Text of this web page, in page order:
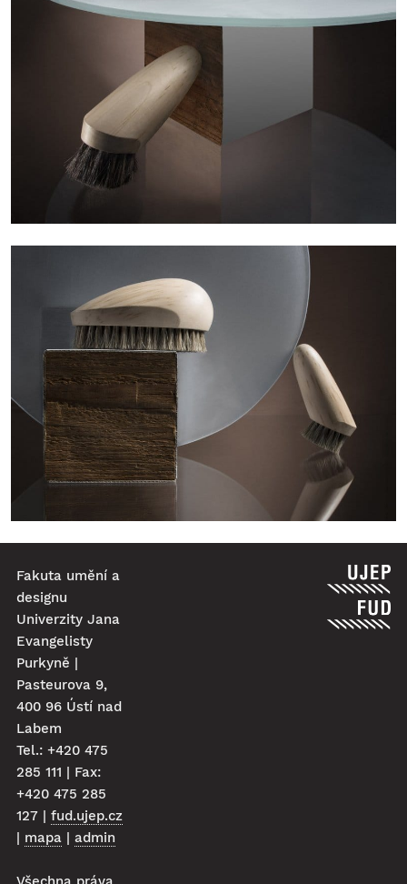
Fakuta umění a
designu
Univerzity Jana
Evangelisty
Purkyně |
Pasteurova 9,
400 96 Ústí nad
Labem
Tel.: +420 475
285 111 | Fax:
+420 475 285
127 | fud.ujep.cz
| mapa | admin